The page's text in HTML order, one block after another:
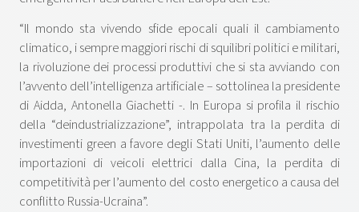
“Il mondo sta vivendo sfide epocali quali il cambiamento
climatico, i sempre maggiori rischi di squilibri politici e militari,
la rivoluzione dei processi produttivi che si sta avviando con
l’avvento dell’intelligenza artificiale – sottolinea la presidente
di Aidda, Antonella Giachetti -. In Europa si profila il rischio
della “deindustrializzazione”, intrappolata tra la perdita di
investimenti green a favore degli Stati Uniti, l’aumento delle
importazioni di veicoli elettrici dalla Cina, la perdita di
competitività per l’aumento del costo energetico a causa del
conflitto Russia-Ucraina”.